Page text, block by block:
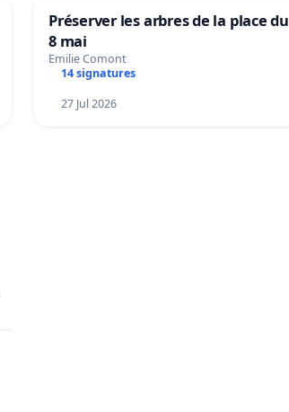
Préserver les arbres de la place du
8 mai
Emilie Comont
14 signatures
27 Jul 2026